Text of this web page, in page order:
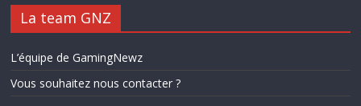
La team GNZ
L’équipe de GamingNewz
Vous souhaitez nous contacter ?